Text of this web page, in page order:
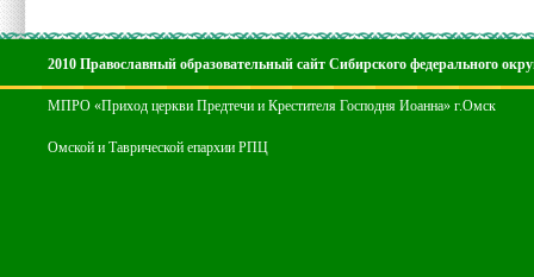
2010 Православный образовательный сайт Сибирского федерального
МПРО «Приход церкви Предтечи и Крестителя Господня Иоанна» г.Омск
Омской и Таврической епархии РПЦ